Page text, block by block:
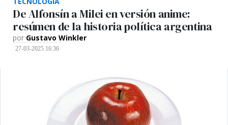
De Alfonsín a Milei en versión anime:
resúmen de la historia política argentina
por Gustavo Winkler
27-03-2025 16:36